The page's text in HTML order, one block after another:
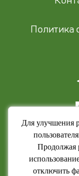
Для улучшения
Продолжая
отключить
Политика